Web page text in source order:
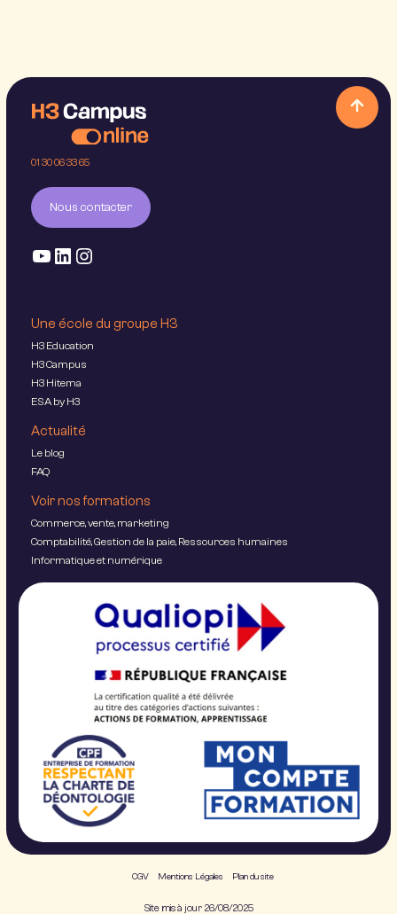
01 30 06 33 65
Nous contacter
Une école du groupe H3
H3 Education
H3 Campus
H3 Hitema
ESA by H3
Actualité
Le blog
FAQ
Voir nos formations
Commerce, vente, marketing
Comptabilité, Gestion de la paie, Ressources humaines
Informatique et numérique
Site mis à jour 26/08/2025
CGV Mentions Légales Plan du site